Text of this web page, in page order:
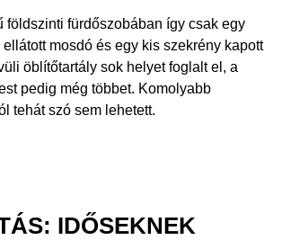
földszinti fürdőszobában így csak egy
mosdó és egy kis szekrény kapott
öblítőtartály sok helyet foglalt el, a
pedig még többet. Komolyabb
tehát szó sem lehetett.
IDŐSEKNEK